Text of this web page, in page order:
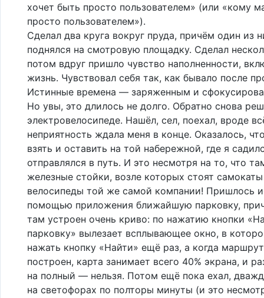
хочет быть просто пользователем» (или «кому
просто пользователем»).
Сделал два круга вокруг пруда, причём один из
поднялся на смотровую площадку. Сделал
потом вдруг пришло чувство наполненности,
жизнь. Чувствовал себя так, как бывало после
Истинные времена — заряженным и
Но увы, это длилось не долго. Обратно снова
электровелосипеде. Нашёл, сел, поехал, вроде
неприятность ждала меня в конце. Оказалось,
взять и оставить на той набережной, где я
отправлялся в путь. И это несмотря на то, что
железные стойки, возле которых стоят
велосипеды той же самой компании! Пришлось
помощью приложения ближайшую парковку,
там устроен очень криво: по нажатию кнопки
парковку» вылезает всплывающее окно, в
нажать кнопку «Найти» ещё раз, а когда
построен, карта занимает всего 40% экрана, и
на полный — нельзя. Потом ещё пока ехал,
на светофорах по полторы минуты (и это